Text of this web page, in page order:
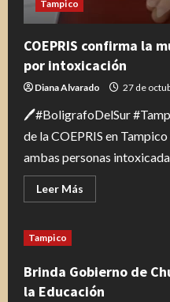
Tampico
COEPRIS confirma la
por intoxicación
Diana Alvarado 27 de
🖊#BoligrafoDelSur
de la COEPRIS en
ambas personas
Leer Más
más
muerte
de
una
femenina
Tampico
Brinda Gobierno de
la Educación